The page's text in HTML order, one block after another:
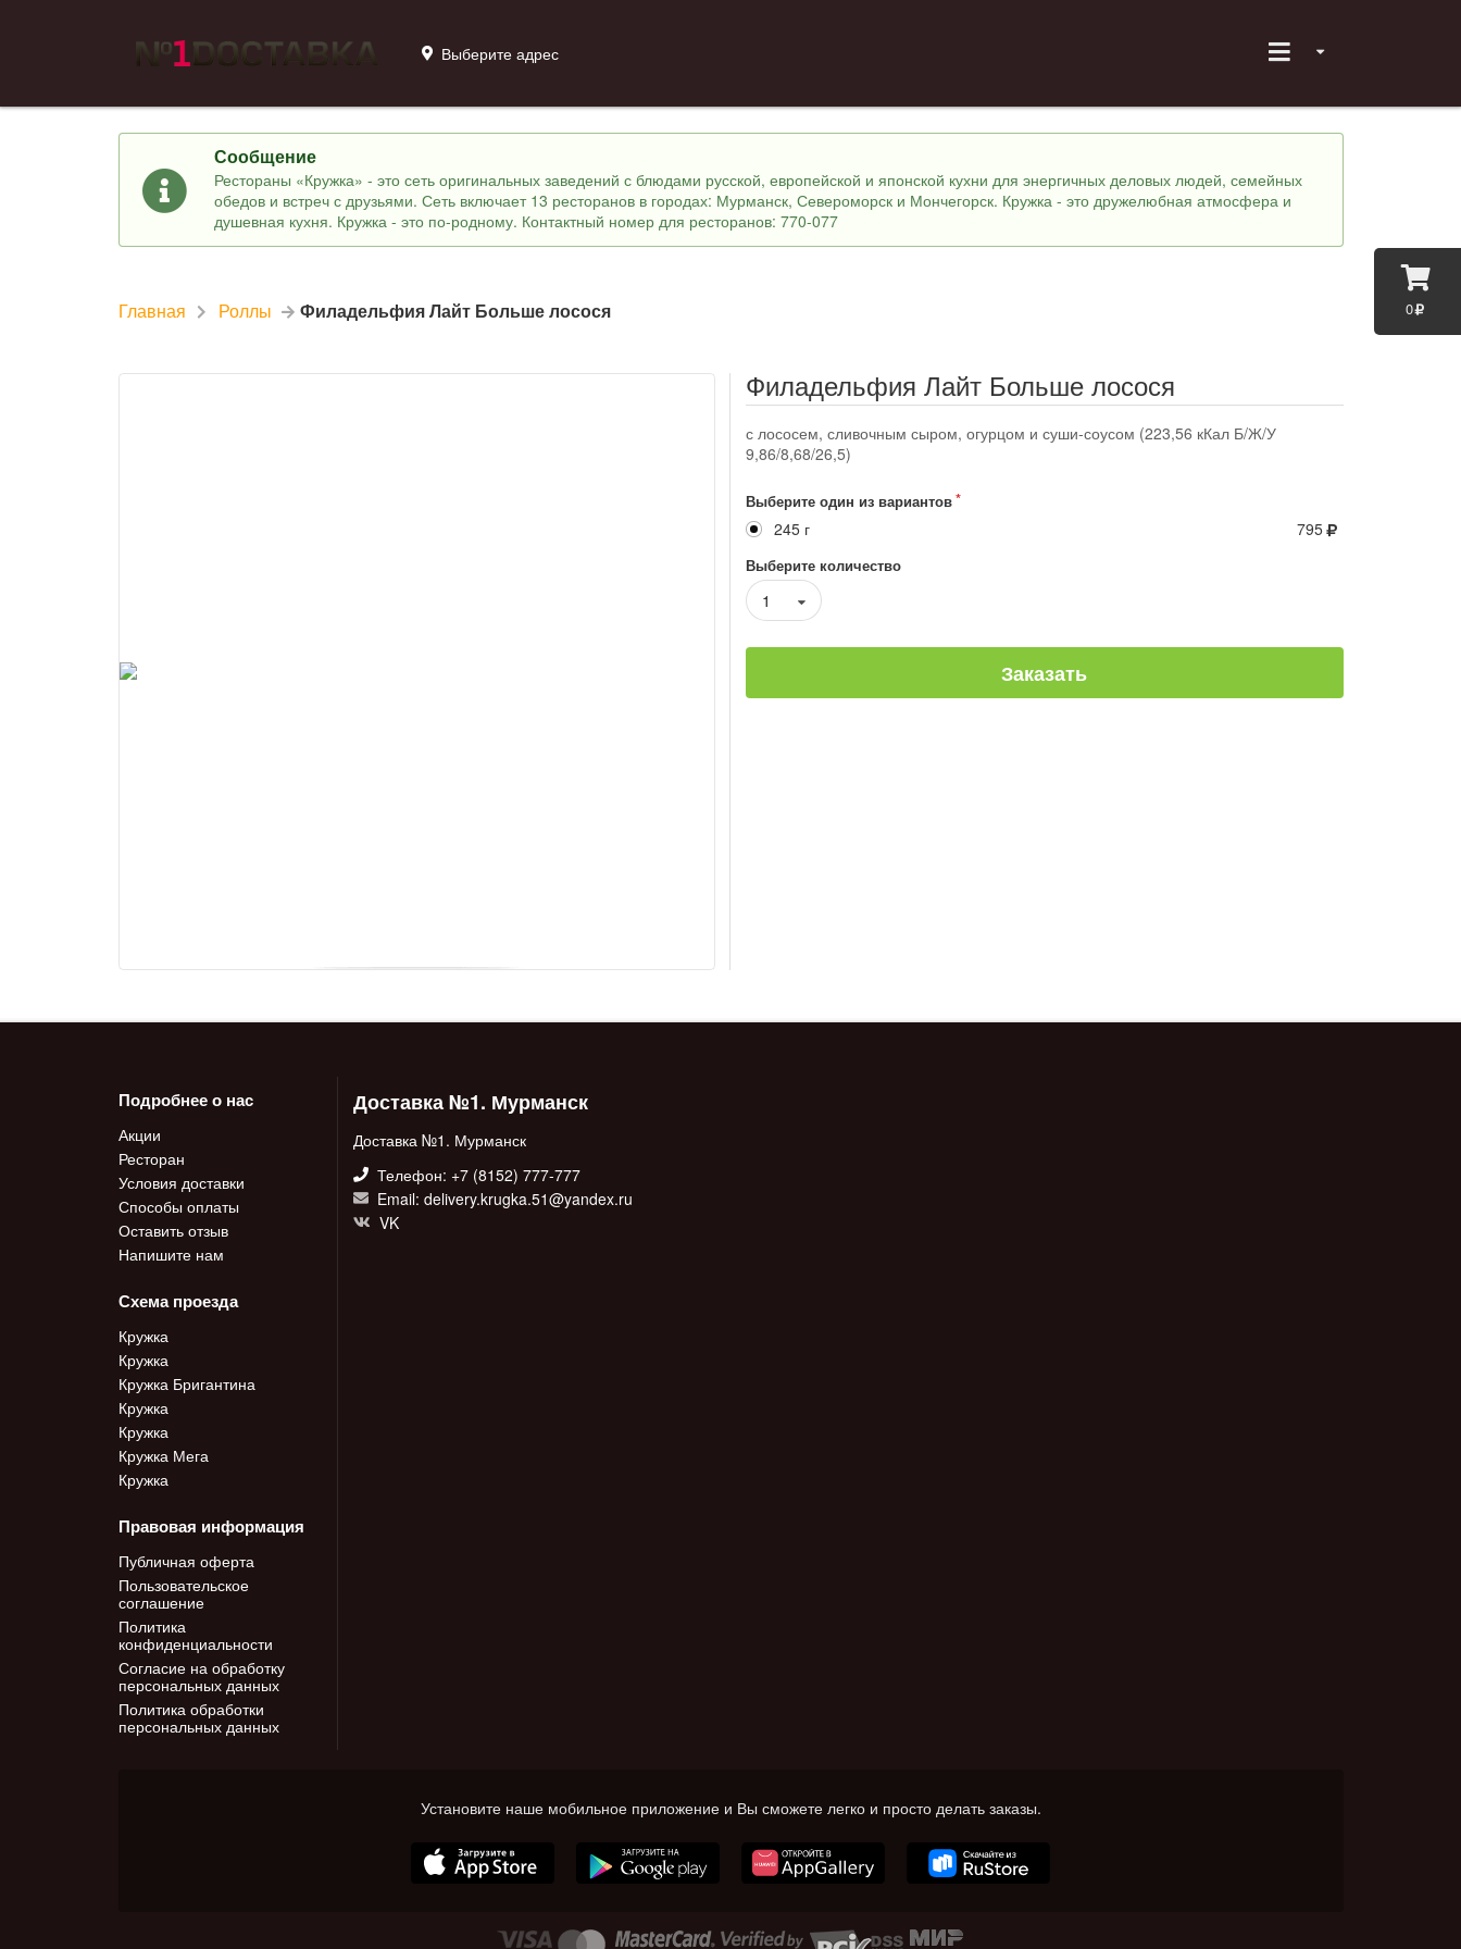
0
Выберите адрес
Сообщение
Рестораны «Кружка» - это сеть оригинальных заведений с блюдами русской, европейской и японской кухни для энергичных деловых людей, семейных
обедов и встреч с друзьями. Сеть включает 13 ресторанов в городах: Мурманск, Североморск и Мончегорск. Кружка - это дружелюбная атмосфера и
душевная кухня. Кружка - это по-родному. Контактный номер для ресторанов: 770-077
Главная Роллы Филадельфия Лайт Больше лосося
Филадельфия Лайт Больше лосося
с лососем, сливочным сыром, огурцом и суши-соусом (223,56 кКал Б/Ж/У
9,86/8,68/26,5)
Выберите один из вариантов
245 г 795
Выберите количество
1
Заказать
Подробнее о нас
Акции
Ресторан
Условия доставки
Способы оплаты
Оставить отзыв
Напишите нам
Схема проезда
Кружка
Кружка
Кружка Бригантина
Кружка
Кружка
Кружка Мега
Кружка
Правовая информация
Публичная оферта
Пользовательское
соглашение
Политика
конфиденциальности
Согласие на обработку
персональных данных
Политика обработки
персональных данных
Доставка №1. Мурманск
Доставка №1. Мурманск
Телефон: +7 (8152) 777-777
Email: delivery.krugka.51@yandex.ru
VK
Установите наше мобильное приложение и Вы сможете легко и просто делать заказы.